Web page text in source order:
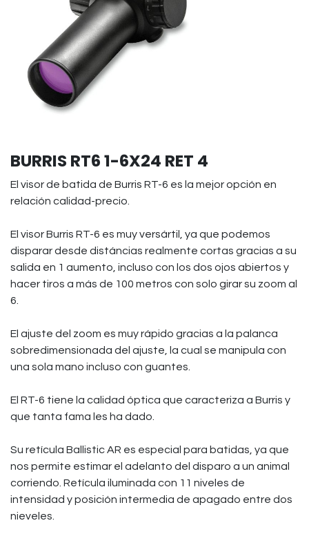
BURRIS RT6 1-6X24 RET 4
El visor de batida de Burris RT-6 es la mejor opción en
relación calidad-precio.
El visor Burris RT-6 es muy versártil, ya que podemos
disparar desde distáncias realmente cortas gracias a su
salida en 1 aumento, incluso con los dos ojos abiertos y
hacer tiros a más de 100 metros con solo girar su zoom al
6.
El ajuste del zoom es muy rápido gracias a la palanca
sobredimensionada del ajuste, la cual se manipula con
una sola mano incluso con guantes.
El RT-6 tiene la calidad óptica que caracteriza a Burris y
que tanta fama les ha dado.
Su retícula Ballistic AR es especial para batidas, ya que
nos permite estimar el adelanto del disparo a un animal
corriendo. Retícula iluminada con 11 niveles de
intensidad y posición intermedia de apagado entre dos
nieveles.